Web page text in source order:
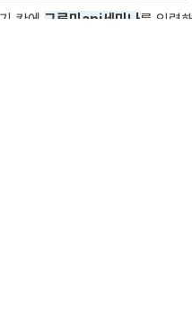
칸에 구루미api세미나를 입력